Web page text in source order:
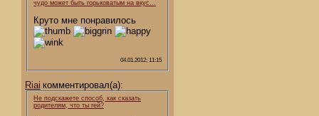
чудо может быть горьковатым на вкус…
Круто мне понравилось
04.01.2012; 11:15
Riai комментировал(а):
Не подскажете способ, как сказать
родителям, что ты гей?